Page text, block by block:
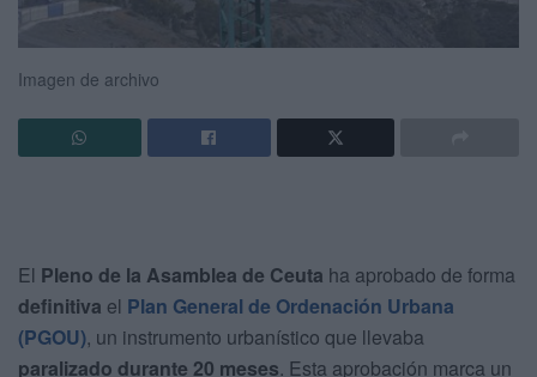
Imagen de archivo
El Pleno de la Asamblea de Ceuta ha aprobado de forma
definitiva el Plan General de Ordenación Urbana
(PGOU), un instrumento urbanístico que llevaba
paralizado durante 20 meses. Esta aprobación marca un